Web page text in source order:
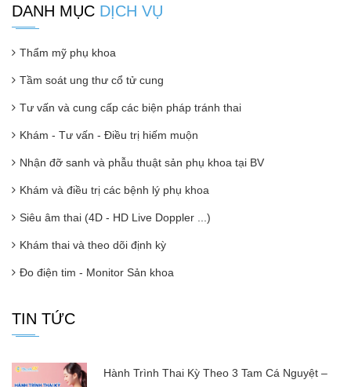
DANH MỤC DỊCH VỤ
Thẩm mỹ phụ khoa
Tầm soát ung thư cổ tử cung
Tư vấn và cung cấp các biện pháp tránh thai
Khám - Tư vấn - Điều trị hiếm muộn
Nhận đỡ sanh và phẫu thuật sản phụ khoa tại BV
Khám và điều trị các bệnh lý phụ khoa
Siêu âm thai (4D - HD Live Doppler ...)
Khám thai và theo dõi định kỳ
Đo điện tim - Monitor Sản khoa
TIN TỨC
Hành Trình Thai Kỳ Theo 3 Tam Cá Nguyệt –